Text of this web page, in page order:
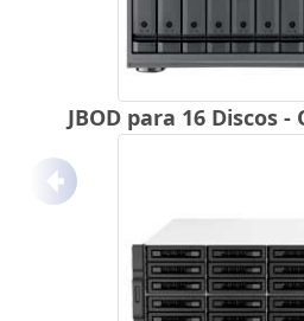
JBOD para 16 Discos -
Anterior